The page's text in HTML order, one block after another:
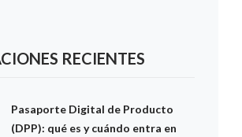
RECIENTES
Pasaporte Digital de Producto
(DPP): qué es y cuándo entra en